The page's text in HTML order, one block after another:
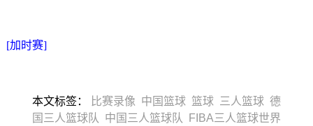
[加时赛]
本文标签： 比赛录像 中国篮球 篮球 三人篮球 德
国三人篮球队 中国三人篮球队
FIBA三人篮球世界